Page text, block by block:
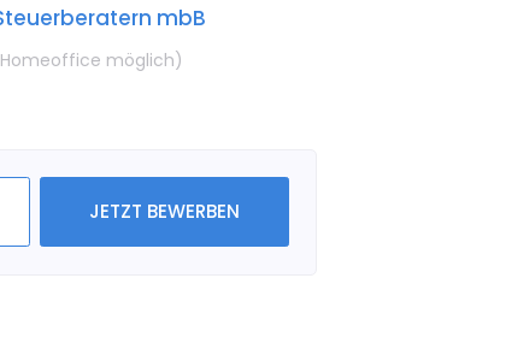
mbB
Homeoffice möglich)
JETZT BEWERBEN